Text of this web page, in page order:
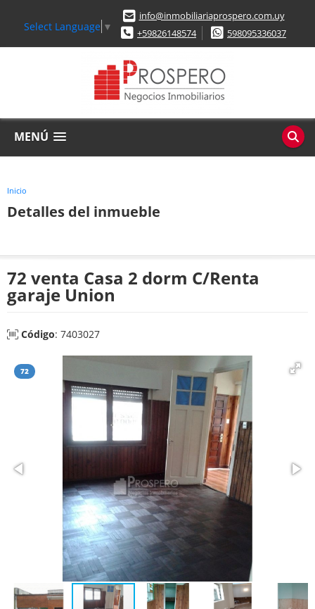
Select Language ▼
info@inmobiliariaprospero.com.uy
+59826148574
598095336037
MENÚ
Inicio
Detalles del inmueble
72 venta Casa 2 dorm C/Renta
garaje Union
Código: 7403027
72